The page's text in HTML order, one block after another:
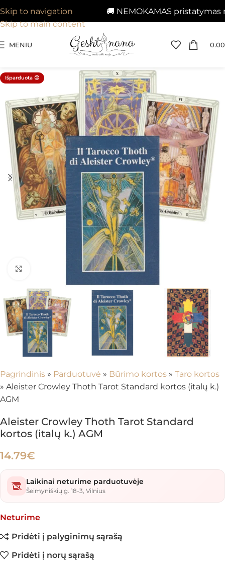
🚚 NEMOKAMAS pristatymas
Skip to navigation
Skip to main content
MENIU 0.00
Išparduota 😔
Spustelėkite, kad padidintumėte
Pagrindinis » Parduotuvė » Būrimo kortos » Taro kortos
» Aleister Crowley Thoth Tarot Standard kortos (italų k.)
AGM
Aleister Crowley Thoth Tarot Standard
kortos (italų k.) AGM
14.79€
Laikinai neturime parduotuvėje
Šeimyniškių g. 18-3, Vilnius
Neturime
Pridėti į palyginimų sąrašą
Pridėti į norų sąrašą